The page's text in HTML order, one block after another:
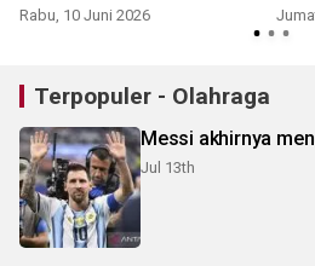
Rabu, 10 Juni 2026
Terpopuler - Olahraga
Messi akhirnya
Jul 13th